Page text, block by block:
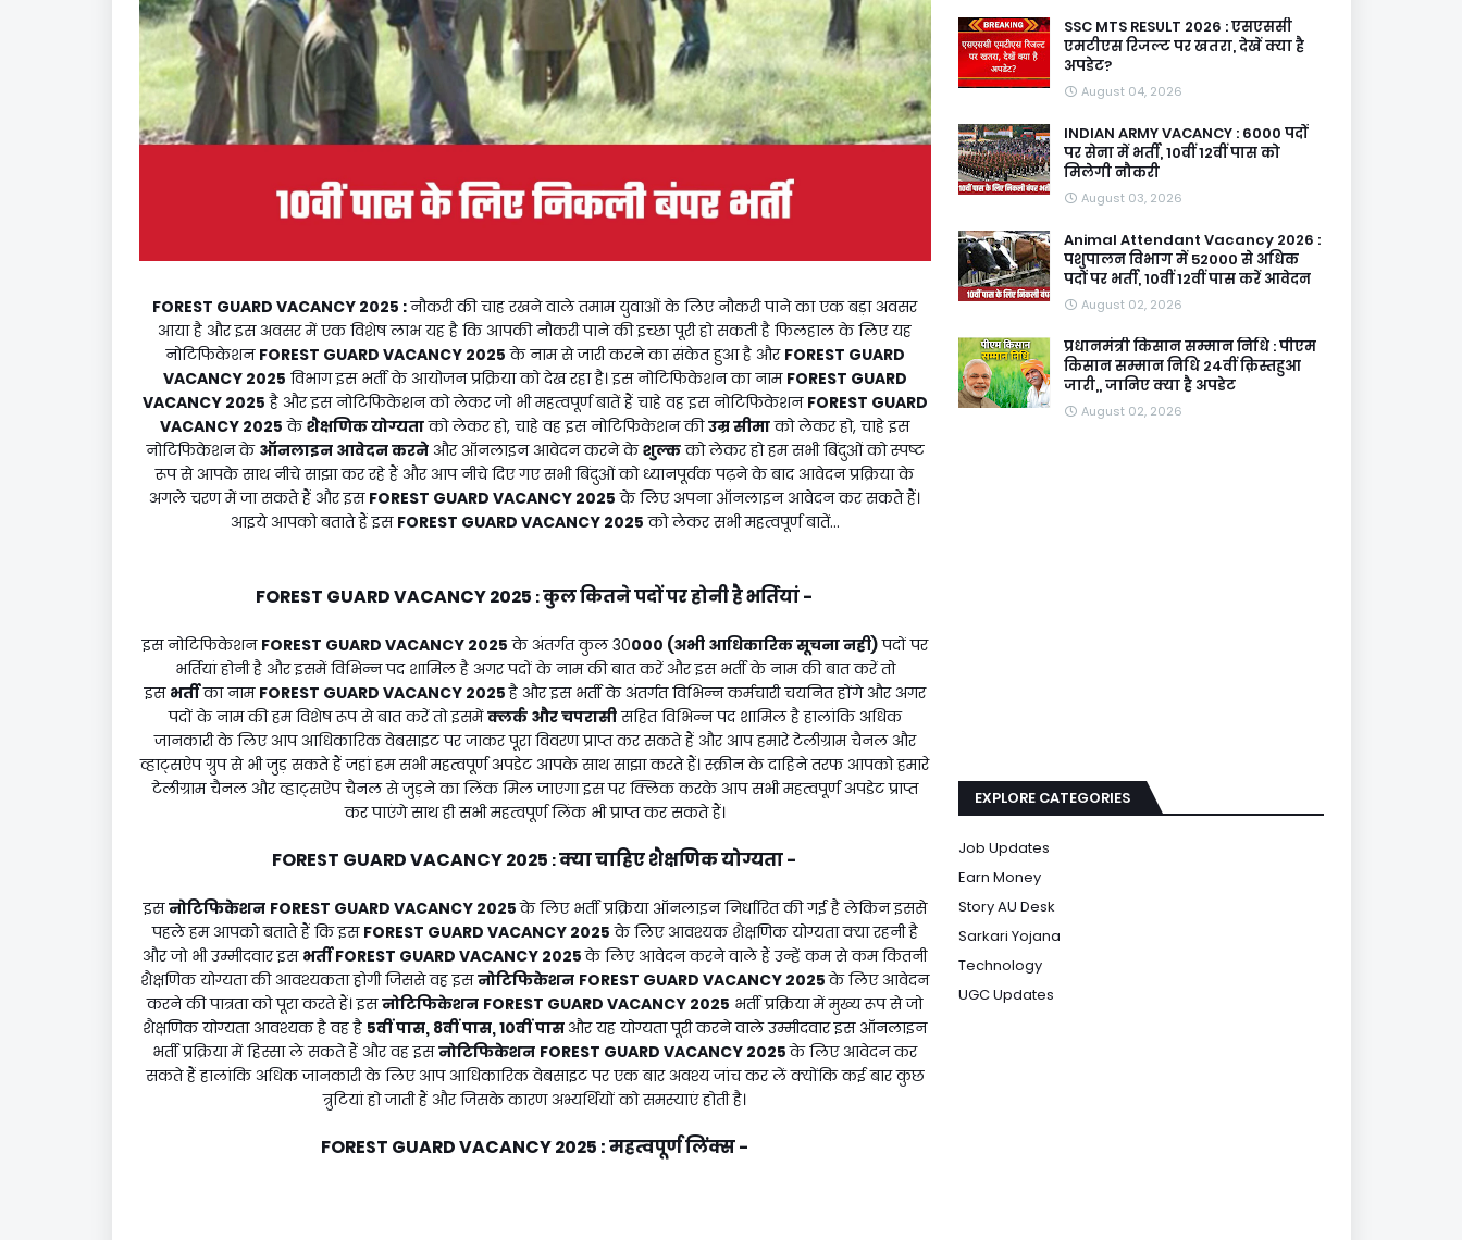
FOREST GUARD VACANCY 2025 :नौकरी की चाह रखने वाले तमाम युवाओं के लिए नौकरी पाने का एक बड़ा अवसर
आया है और इस अवसर में एक विशेष लाभ यह है कि आपकी नौकरी पाने की इच्छा पूरी हो सकती है फिलहाल के लिए यह
नोटिफिकेशन FOREST GUARD VACANCY 2025 के नाम से जारी करने का संकेत हुआ है और FOREST GUARD
VACANCY 2025 विभाग इस भर्ती के आयोजन प्रक्रिया को देख रहा है। इस नोटिफिकेशन का नाम FOREST GUARD
VACANCY 2025 है और इस नोटिफिकेशन को लेकर जो भी महत्वपूर्ण बातें हैं चाहे वह इस नोटिफिकेशन FOREST GUARD
VACANCY 2025 केशैक्षणिक योग्यताको लेकर हो, चाहे वह इस नोटिफिकेशन कीउम्र सीमाको लेकर हो, चाहे इस
नोटिफिकेशन के ऑनलाइन आवेदन करनेऔर ऑनलाइन आवेदन करने केशुल्कको लेकर हो हम सभी बिंदुओं को स्पष्ट
रूप से आपके साथ नीचे साझा कर रहे हैं और आप नीचे दिए गए सभी बिंदुओं को ध्यानपूर्वक पढ़ने के बाद आवेदन प्रक्रिया के
अगले चरण में जा सकते हैं और इस FOREST GUARD VACANCY 2025 के लिए अपना ऑनलाइन आवेदन कर सकते हैं।
आइये आपको बताते हैं इस FOREST GUARD VACANCY 2025 को लेकर सभी महत्वपूर्ण बातें...
FOREST GUARD VACANCY 2025 :कुल कितने पदों पर होनी है भर्तियां -
इस नोटिफिकेशन FOREST GUARD VACANCY 2025 के अंतर्गत कुल 30000 (अभी आधिकारिक सूचना नही)पदों पर
भर्तियां होनी है और इसमें विभिन्न पद शामिल है अगर पदों के नाम की बात करें और इस भर्ती के नाम की बात करें तो
इस भर्तीका नाम FOREST GUARD VACANCY 2025है और इस भर्ती के अंतर्गत विभिन्न कर्मचारी चयनित होंगे और अगर
पदों के नाम की हम विशेष रूप से बात करें तो इसमेंक्लर्क और चपरासीसहित विभिन्न पद शामिल है हालांकि अधिक
जानकारी के लिए आप आधिकारिक वेबसाइट पर जाकर पूरा विवरण प्राप्त कर सकते हैं और आप हमारे टेलीग्राम चैनल और
व्हाट्सऐप ग्रुप से भी जुड़ सकते हैं जहां हम सभी महत्वपूर्ण अपडेट आपके साथ साझा करते हैं। स्क्रीन के दाहिने तरफ आपको हमारे
टेलीग्राम चैनल और व्हाट्सऐप चैनल से जुड़ने का लिंक मिल जाएगा इस पर क्लिक करके आप सभी महत्वपूर्ण अपडेट प्राप्त
कर पाएंगे साथ ही सभी महत्वपूर्ण लिंक भी प्राप्त कर सकते हैं।
FOREST GUARD VACANCY 2025 :क्या चाहिए शैक्षणिक योग्यता -
इसनोटिफिकेशन FOREST GUARD VACANCY 2025के लिए भर्ती प्रक्रिया ऑनलाइन निर्धारित की गई है लेकिन इससे
पहले हम आपको बताते हैं कि इस FOREST GUARD VACANCY 2025 के लिए आवश्यक शैक्षणिक योग्यता क्या रहनी है
और जो भी उम्मीदवार इस भर्तीFOREST GUARD VACANCY 2025 के लिए आवेदन करने वाले हैं उन्हें कम से कम कितनी
शैक्षणिक योग्यता की आवश्यकता होगी जिससे वह इसनोटिफिकेशन FOREST GUARD VACANCY 2025 के लिए आवेदन
करने की पात्रता को पूरा करते हैं। इसनोटिफिकेशन FOREST GUARD VACANCY 2025 भर्ती प्रक्रिया में मुख्य रूप से जो
शैक्षणिक योग्यता आवश्यक है वह है 5वीं पास, 8वीं पास, 10वीं पास और यह योग्यता पूरी करने वाले उम्मीदवार इस ऑनलाइन
भर्ती प्रक्रिया में हिस्सा ले सकते हैं और वह इसनोटिफिकेशन FOREST GUARD VACANCY 2025 के लिए आवेदन कर
सकते हैं हालांकि अधिक जानकारी के लिए आप आधिकारिक वेबसाइट पर एक बार अवश्य जांच कर लें क्योंकि कई बार कुछ
त्रुटियां हो जाती हैं और जिसके कारण अभ्यर्थियों को समस्याएं होती है।
FOREST GUARD VACANCY 2025 : महत्वपूर्ण लिंक्स -
SSC MTS RESULT 2026 : एसएससी
एमटीएस रिजल्ट पर खतरा, देखें क्या है
अपडेट?
August 04, 2026
INDIAN ARMY VACANCY : 6000 पदों
पर सेना में भर्ती, 10वीं 12वीं पास को
मिलेगी नौकरी
August 03, 2026
Animal Attendant Vacancy 2026 :
पशुपालन विभाग में 52000 से अधिक
पदों पर भर्ती, 10वीं 12वीं पास करें आवेदन
August 02, 2026
प्रधानमंत्री किसान सम्मान निधि : पीएम
किसान सम्मान निधि 24वीं क़िस्तहुआ
जारी,, जानिए क्या है अपडेट
August 02, 2026
EXPLORE CATEGORIES
Job Updates
Earn Money
Story AU Desk
Sarkari Yojana
Technology
UGC Updates